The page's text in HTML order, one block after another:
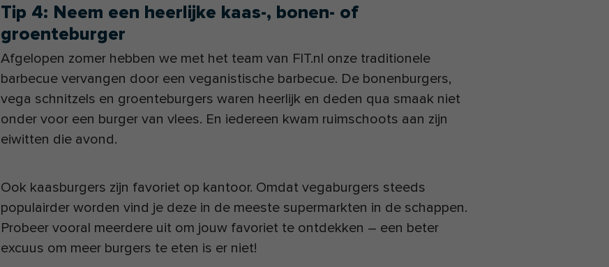
Tip 4: Neem een heerlijke kaas-, bonen- of
groenteburger
Afgelopen zomer hebben we met het team van FIT.nl onze traditionele
barbecue vervangen door een veganistische barbecue. De bonenburgers,
vega schnitzels en groenteburgers waren heerlijk en deden qua smaak niet
onder voor een burger van vlees. En iedereen kwam ruimschoots aan zijn
eiwitten die avond.
Ook kaasburgers zijn favoriet op kantoor. Omdat vegaburgers steeds
populairder worden vind je deze in de meeste supermarkten in de schappen.
Probeer vooral meerdere uit om jouw favoriet te ontdekken – een beter
excuus om meer burgers te eten is er niet!